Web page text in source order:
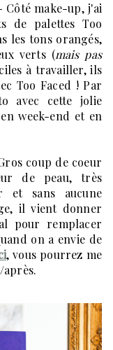
Côté make-up, j'ai
de palettes Too
les tons orangés,
verts (mais pas
à travailler, ils
Too Faced ! Par
avec cette jolie
week-end et en
coup de coeur
de peau, très
et sans aucune
il vient donner
pour remplacer
on a envie de
, vous pourrez me